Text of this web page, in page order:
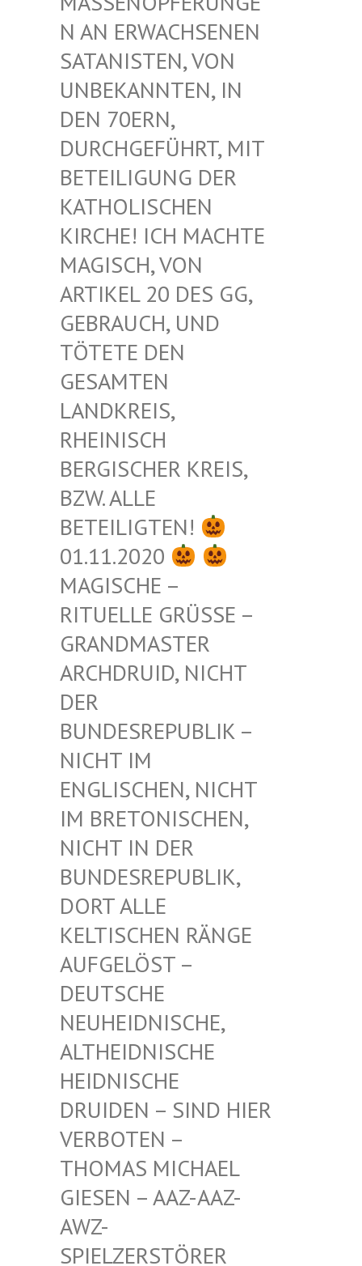
AN ERWACHSENEN S
ATANISTEN, VON U
NBEKANNTEN, IN D
EN 70ERN, D
URCHGEFÜHRT, MIT B
ETEILIGUNG DER K
ATHOLISCHEN K
IRCHE! ICH MACHTE M
AGISCH, VON A
RTIKEL 20 DES GG, G
EBRAUCH, UND T
ÖTETE DEN G
ESAMTEN L
ANDKREIS, R
HEINISCH B
ERGISCHER KREIS, B
ZW. ALLE B
ETEILIGTEN!
01.11.2020
MAGISCHE –
RITUELLE GRÜSSE – G
RANDMASTER A
RCHDRUID, NICHT D
ER B
UNDESREPUBLIK – N
ICHT IM E
NGLISCHEN, NICHT I
M BRETONISCHEN, N
ICHT IN DER B
UNDESREPUBLIK, D
ORT ALLE K
ELTISCHEN RÄNGE A
UFGELÖST – D
EUTSCHE N
EUHEIDNISCHE, A
LTHEIDNISCHE H
EIDNISCHE D
RUIDEN – SIND HIER V
ERBOTEN – T
HOMAS MICHAEL G
IESEN – AAZ-AAZ-A
WZ-S
PIELZERSTÖRER Z